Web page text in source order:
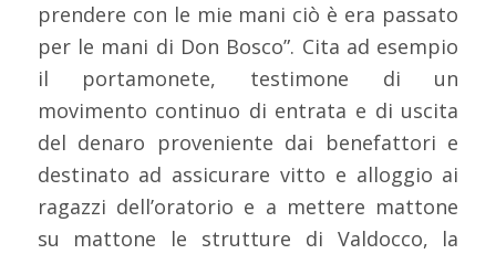
prendere con le mie mani ciò è era passato
per le mani di Don Bosco”. Cita ad esempio
il portamonete, testimone di un
movimento continuo di entrata e di uscita
del denaro proveniente dai benefattori e
destinato ad assicurare vitto e alloggio ai
ragazzi dell’oratorio e a mettere mattone
su mattone le strutture di Valdocco, la